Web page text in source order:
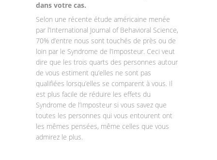
dans votre cas.
Selon une récente étude américaine menée
par l’International Journal of Behavioral Science,
70% d’entre nous sont touchés de près ou de
loin par le Syndrome de l’Imposteur. Ceci veut
dire que les trois quarts des personnes autour
de vous estiment qu’elles ne sont pas
qualifiées lorsqu’elles se comparent à vous. Il
est plus facile de réduire les effets du
Syndrome de l’Imposteur si vous savez que
toutes les personnes qui vous entourent ont
les mêmes pensées, même celles que vous
admirez le plus.